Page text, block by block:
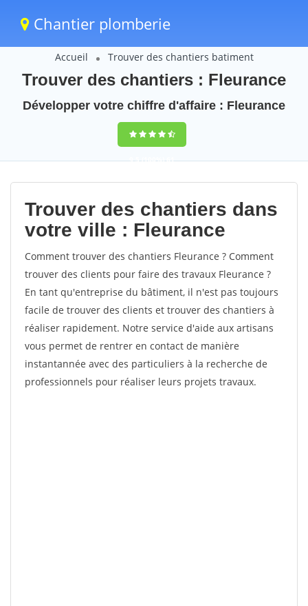
Chantier plomberie
Accueil Trouver des chantiers batiment
Trouver des chantiers : Fleurance
Développer votre chiffre d'affaire : Fleurance
9,5(100%)61
votes
Trouver des chantiers dans
votre ville : Fleurance
Comment trouver des chantiers Fleurance ? Comment
trouver des clients pour faire des travaux Fleurance ?
En tant qu'entreprise du bâtiment, il n'est pas toujours
facile de trouver des clients et trouver des chantiers à
réaliser rapidement. Notre service d'aide aux artisans
vous permet de rentrer en contact de manière
instantannée avec des particuliers à la recherche de
professionnels pour réaliser leurs projets travaux.